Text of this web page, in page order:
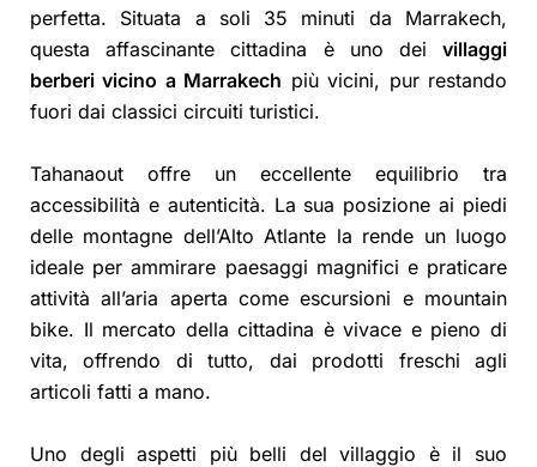
perfetta. Situata a soli 35 minuti da Marrakech,
questa affascinante cittadina è uno dei villaggi
berberi vicino a Marrakech più vicini, pur restando
fuori dai classici circuiti turistici.
Tahanaout offre un eccellente equilibrio tra
accessibilità e autenticità. La sua posizione ai piedi
delle montagne dell’Alto Atlante la rende un luogo
ideale per ammirare paesaggi magnifici e praticare
attività all’aria aperta come escursioni e mountain
bike. Il mercato della cittadina è vivace e pieno di
vita, offrendo di tutto, dai prodotti freschi agli
articoli fatti a mano.
Uno degli aspetti più belli del villaggio è il suo